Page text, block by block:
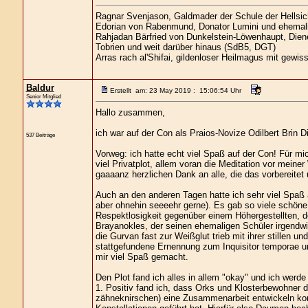
Ragnar Svenjason, Galdmader der Schule der
Edorian von Rabenmund, Donator Lumini und
Rahjadan Bärfried von Dunkelstein-Löwenhaupt,
Tobrien und weit darüber hinaus (SdB5, DGT)
Arras rach al'Shifai, gildenloser Heilmagus mit
Baldur
Senior Mitglied
537 Beiträge
Erstellt am: 23 May 2019 : 15:06:54 Uhr
Hallo zusammen,
ich war auf der Con als Praios-Novize Odilbert Brin
Vorweg: ich hatte echt viel Spaß auf der Con! Für
viel Privatplot, allem voran die Meditation vor
gaaaanz herzlichen Dank an alle, die das
Auch an den anderen Tagen hatte ich sehr viel
aber ohnehin seeeehr gerne). Es gab so viele
Respektlosigkeit gegenüber einem Höhergestellten,
Brayanokles, der seinen ehemaligen Schüler
die Gurvan fast zur Weißglut trieb mit ihrer stillen
stattgefundene Ernennung zum Inquisitor temporae
mir viel Spaß gemacht.
Den Plot fand ich alles in allem "okay" und ich
1. Positiv fand ich, dass Orks und Klosterbewohner
zähneknirschen) eine Zusammenarbeit entwickeln